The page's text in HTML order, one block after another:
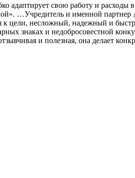
адаптирует свою работу и расходы
…Учредитель и именной партнер
цели, несложный, надежный и
знаках и недобросовестной
и полезная, она делает